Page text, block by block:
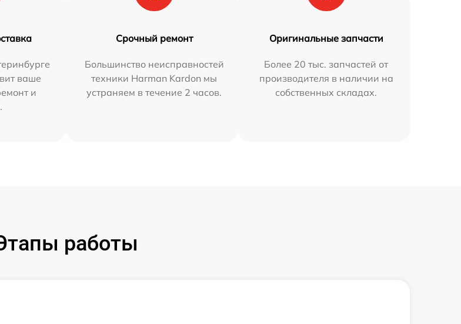
ваше
и
Срочный ремонт
Большинство неисправностей
техники Harman Kardon мы
устраняем в течение 2 часов.
Оригинальные запчасти
Более 20 тыс. запчастей от
производителя в наличии на
собственных складах.
работы